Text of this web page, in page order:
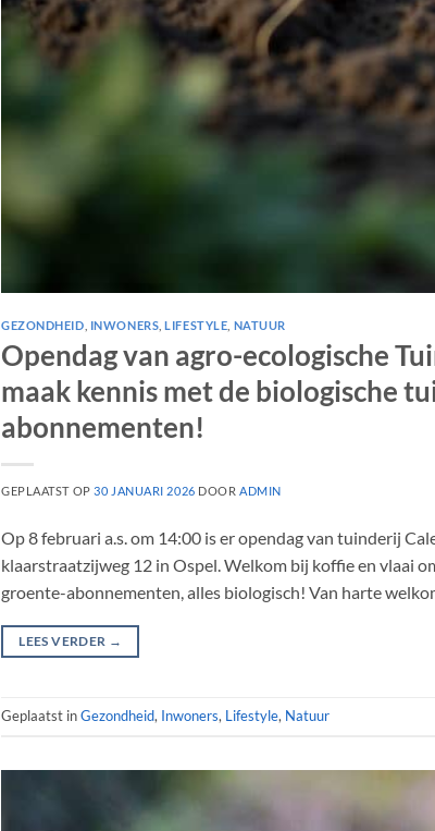
GEZONDHEID INWONERS ,LIFESTYLE NATUUR
Opendag van agro-ecologische
maak kennis met de biologische
abonnementen!
GEPLAATST OP30 JANUARI 2026 DOORADMIN
Op 8 februari a.s. om 14:00 is er opendag van tuinderij
klaarstraatzijweg 12 in Ospel. Welkom bij koffie en vlaai
groente-abonnementen, alles biologisch! Van harte
LEES VERDER →
Geplaatst inGezondheid, Inwoners, Lifestyle, Natuur